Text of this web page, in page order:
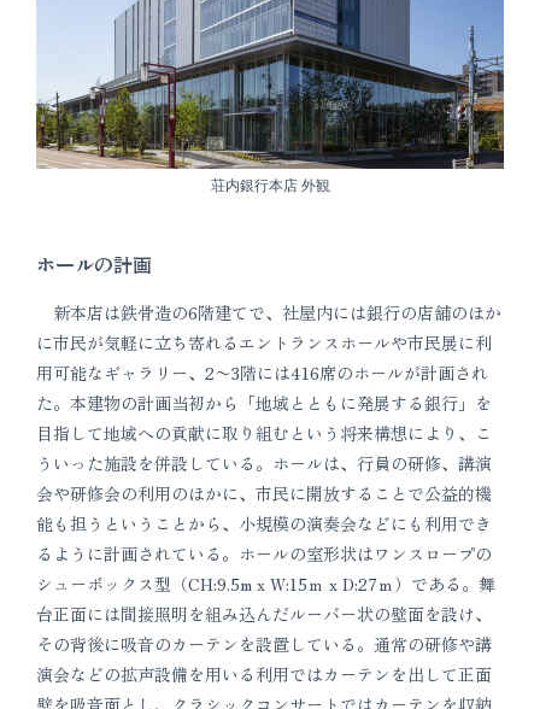
荘内銀行本店 外観
ホールの計画
新本店は鉄骨造の6階建てで、社屋内には銀行の店舗のほか
に市民が気軽に立ち寄れるエントランスホールや市民展に利
用可能なギャラリー、2〜3階には416席のホールが計画され
た。本建物の計画当初から「地域とともに発展する銀行」を
目指して地域への貢献に取り組むという将来構想により、こ
ういった施設を併設している。ホールは、行員の研修、講演
会や研修会の利用のほかに、市民に開放することで公益的機
能も担うということから、小規模の演奏会などにも利用でき
るように計画されている。ホールの室形状はワンスロープの
シューボックス型（CH:9.5m x W:15ｍ x D:27ｍ）である。舞
台正面には間接照明を組み込んだルーバー状の壁面を設け、
その背後に吸音のカーテンを設置している。通常の研修や講
演会などの拡声設備を用いる利用ではカーテンを出して正面
壁を吸音面とし、クラシックコンサートではカーテンを収納